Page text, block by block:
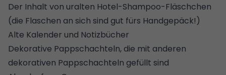
Der Inhalt von uralten Hotel-Shampoo-Fläschchen
(die Flaschen an sich sind gut fürs Handgepäck!)
Alte Kalender und Notizbücher
Dekorative Pappschachteln, die mit anderen
dekorativen Pappschachteln gefüllt sind